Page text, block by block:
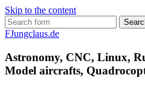
Skip to the content
Search
for:
FJungclaus.de
Astronomy, CNC, Linux,
Model aircrafts,